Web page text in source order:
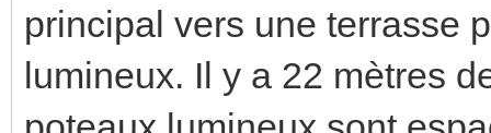
principal vers une terrasse
lumineux. Il y a 22 mètres